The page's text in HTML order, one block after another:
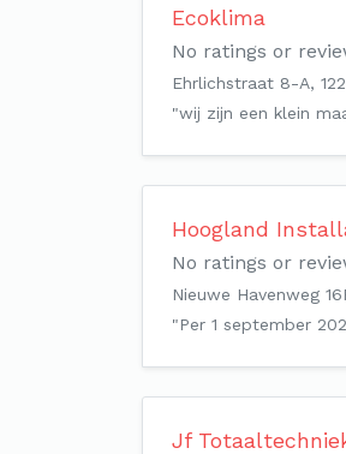
Ecoklima
No ratings or
Ehrlichstraat 8-A,
"wij zijn een klein
Hoogland
No ratings or
Nieuwe Havenweg
"Per 1 september
Jf